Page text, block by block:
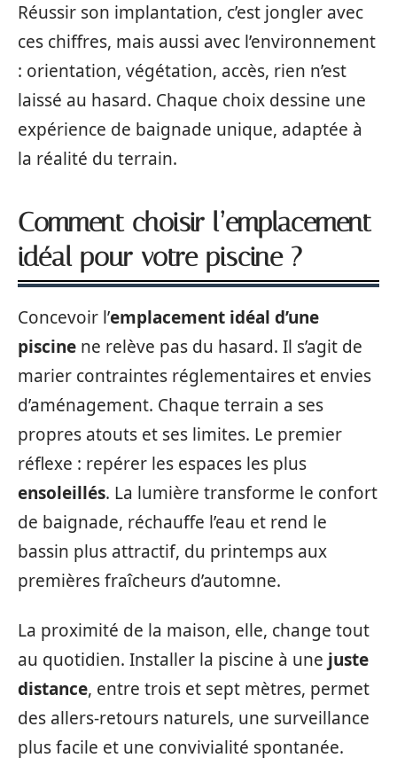
Réussir son implantation, c’est jongler avec
ces chiffres, mais aussi avec l’environnement
: orientation, végétation, accès, rien n’est
laissé au hasard. Chaque choix dessine une
expérience de baignade unique, adaptée à
la réalité du terrain.
Comment choisir l’emplacement
idéal pour votre piscine ?
Concevoir l’emplacement idéal d’une
piscine ne relève pas du hasard. Il s’agit de
marier contraintes réglementaires et envies
d’aménagement. Chaque terrain a ses
propres atouts et ses limites. Le premier
réflexe : repérer les espaces les plus
ensoleillés. La lumière transforme le confort
de baignade, réchauffe l’eau et rend le
bassin plus attractif, du printemps aux
premières fraîcheurs d’automne.
La proximité de la maison, elle, change tout
au quotidien. Installer la piscine à une juste
distance, entre trois et sept mètres, permet
des allers-retours naturels, une surveillance
plus facile et une convivialité spontanée.